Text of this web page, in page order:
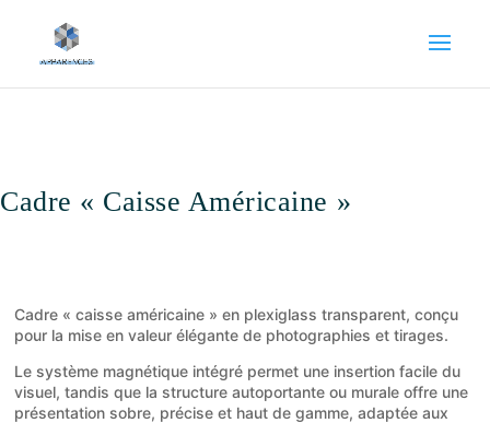
Cadre « Caisse Américaine »
Cadre « caisse américaine » en plexiglass transparent, conçu
pour la mise en valeur élégante de photographies et tirages.
Le système magnétique intégré permet une insertion facile du
visuel, tandis que la structure autoportante ou murale offre une
présentation sobre, précise et haut de gamme, adaptée aux